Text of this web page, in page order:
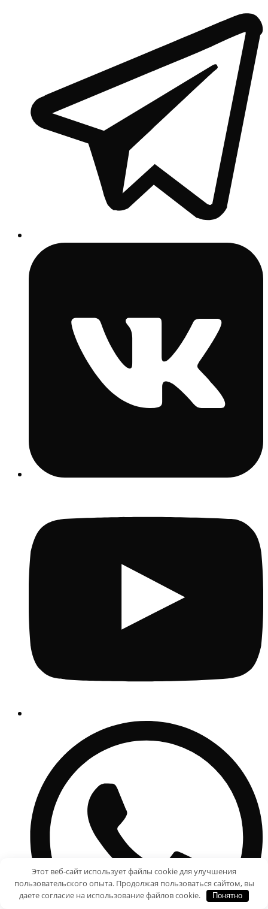
Этот веб-сайт использует файлы cookie для улучшения
пользовательского опыта. Продолжая пользоваться сайтом, вы
даете согласие на использование файлов cookie.
Понятно